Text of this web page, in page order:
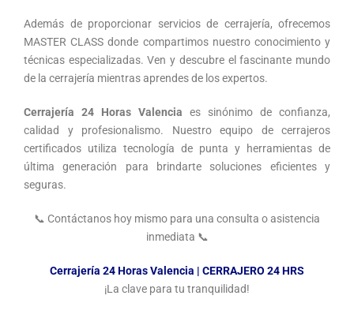
Además de proporcionar servicios de cerrajería, ofrecemos
MASTER CLASS donde compartimos nuestro conocimiento y
técnicas especializadas. Ven y descubre el fascinante mundo
de la cerrajería mientras aprendes de los expertos.
Cerrajería 24 Horas Valencia es sinónimo de confianza,
calidad y profesionalismo. Nuestro equipo de cerrajeros
certificados utiliza tecnología de punta y herramientas de
última generación para brindarte soluciones eficientes y
seguras.
📞 Contáctanos hoy mismo para una consulta o asistencia
inmediata 📞
Cerrajería 24 Horas Valencia | CERRAJERO 24 HRS
¡La clave para tu tranquilidad!